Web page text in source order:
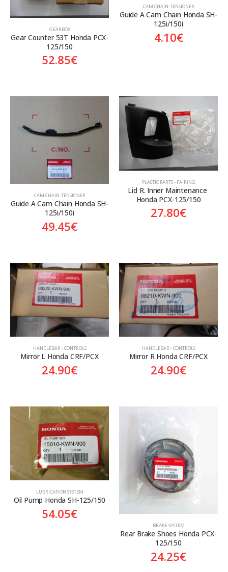
GEARBOX
Gear Counter 53T Honda PCX-
125/150
52.85€
CAM CHAIN-TENSIONER
Guide A Cam Chain Honda SH-
125i/150i
4.10€
CAM CHAIN-TENSIONER
Guide A Cam Chain Honda SH-
125i/150i
49.45€
PLASTIC PARTS - FAIRING
Lid R. Inner Maintenance
Honda PCX-125/150
27.80€
HANDLEBAR - CONTROLS
Mirror L Honda CRF/PCX
24.90€
HANDLEBAR - CONTROLS
Mirror R Honda CRF/PCX
24.90€
LUBRICATION SYSTEM
Oil Pump Honda SH-125/150
54.05€
BRAKE SYSTEM
Rear Brake Shoes Honda PCX-
125/150
24.25€